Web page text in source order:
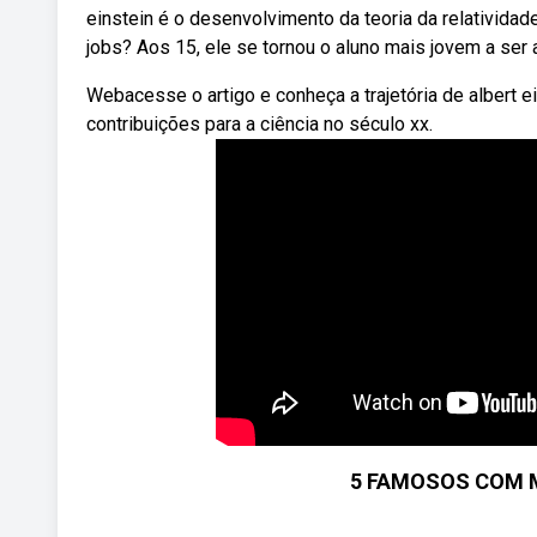
einstein é o desenvolvimento da teoria da
jobs? Aos 15, ele se tornou o aluno mais jovem a
Webacesse o artigo e conheça a trajetória de albert
contribuições para a ciência no século xx.
5 FAMOSOS COM